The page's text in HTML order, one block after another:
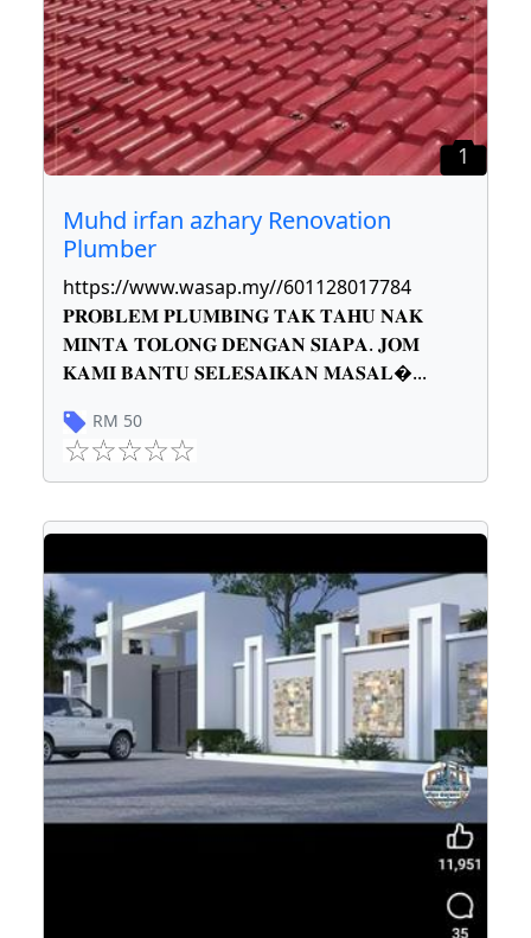
1
Muhd irfan azhary Renovation
Plumber
https://www.wasap.my//601128017784
𝐏𝐑𝐎𝐁𝐋𝐄𝐌 𝐏𝐋𝐔𝐌𝐁𝐈𝐍𝐆 𝐓𝐀𝐊 𝐓𝐀𝐇𝐔 𝐍𝐀𝐊
𝐌𝐈𝐍𝐓𝐀 𝐓𝐎𝐋𝐎𝐍𝐆 𝐃𝐄𝐍𝐆𝐀𝐍 𝐒𝐈𝐀𝐏𝐀. 𝐉𝐎𝐌
𝐊𝐀𝐌𝐈 𝐁𝐀𝐍𝐓𝐔 𝐒𝐄𝐋𝐄𝐒𝐀𝐈𝐊𝐀𝐍 𝐌𝐀𝐒𝐀𝐋...
RM 50